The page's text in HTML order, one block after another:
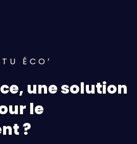
ÉCO’
une solution
le
?